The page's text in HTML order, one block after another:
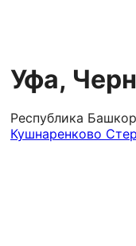
Уфа,
Республика
Кушнаренково